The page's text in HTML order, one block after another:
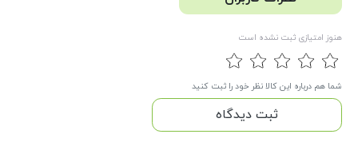
هنوز امتیازی ثبت نشده است
شما هم درباره این کالا نظر خود را ثبت کنید
ثبت دیدگاه